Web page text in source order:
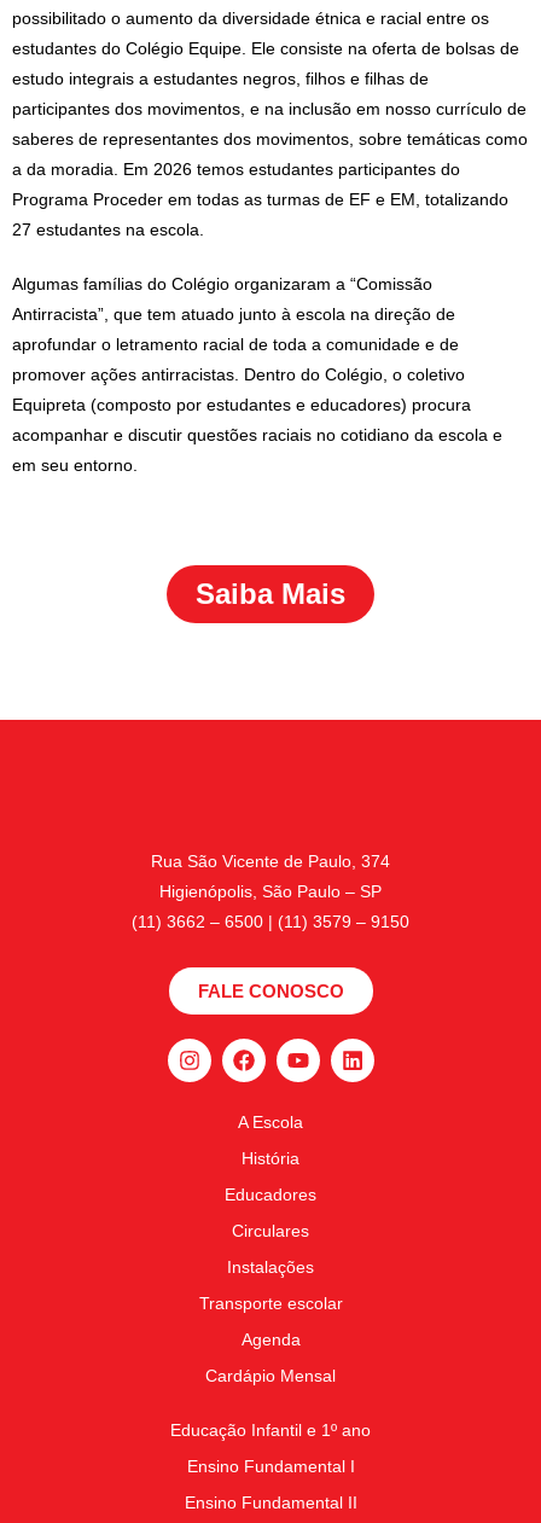
possibilitado o aumento da diversidade étnica e racial entre os
estudantes do Colégio Equipe. Ele consiste na oferta de bolsas de
estudo integrais a estudantes negros, filhos e filhas de
participantes dos movimentos, e na inclusão em nosso currículo de
saberes de representantes dos movimentos, sobre temáticas como
a da moradia. Em 2026 temos estudantes participantes do
Programa Proceder em todas as turmas de EF e EM, totalizando
27 estudantes na escola.
Algumas famílias do Colégio organizaram a “Comissão
Antirracista”, que tem atuado junto à escola na direção de
aprofundar o letramento racial de toda a comunidade e de
promover ações antirracistas. Dentro do Colégio, o coletivo
Equipreta (composto por estudantes e educadores) procura
acompanhar e discutir questões raciais no cotidiano da escola e
em seu entorno.
Saiba Mais
Rua São Vicente de Paulo, 374
Higienópolis, São Paulo – SP
(11) 3662 – 6500 | (11) 3579 – 9150
FALE CONOSCO
A Escola
História
Educadores
Circulares
Instalações
Transporte escolar
Agenda
Cardápio Mensal
Educação Infantil e 1º ano
Ensino Fundamental I
Ensino Fundamental II